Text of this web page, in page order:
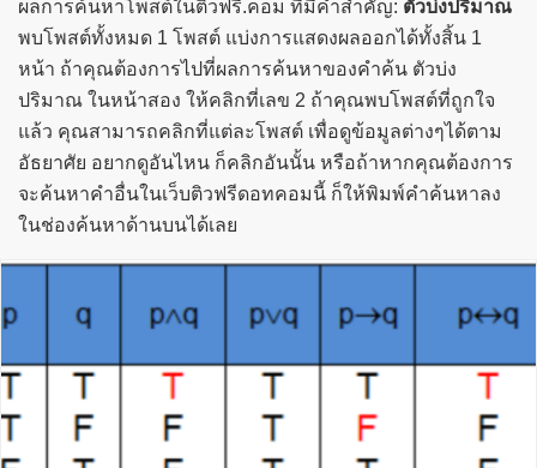
ผลการค้นหาโพสต์ในติวฟรี.คอม ที่มีคำสำคัญ: ตัวบ่งปริมาณ
พบโพสต์ทั้งหมด 1 โพสต์ แบ่งการแสดงผลออกได้ทั้งสิ้น 1
หน้า ถ้าคุณต้องการไปที่ผลการค้นหาของคำค้น ตัวบ่ง
ปริมาณ ในหน้าสอง ให้คลิกที่เลข 2 ถ้าคุณพบโพสต์ที่ถูกใจ
แล้ว คุณสามารถคลิกที่แต่ละโพสต์ เพื่อดูข้อมูลต่างๆได้ตาม
อัธยาศัย อยากดูอันไหน ก็คลิกอันนั้น หรือถ้าหากคุณต้องการ
จะค้นหาคำอื่นในเว็บติวฟรีดอทคอมนี้ ก็ให้พิมพ์คำค้นหาลง
ในช่องค้นหาด้านบนได้เลย